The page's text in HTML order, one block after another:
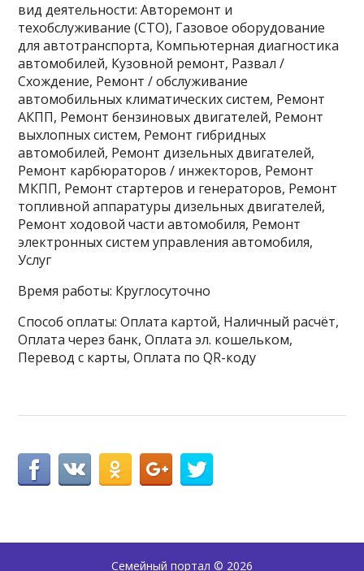
вид деятельности: Авторемонт и
техобслуживание (СТО), Газовое оборудование
для автотранспорта, Компьютерная диагностика
автомобилей, Кузовной ремонт, Развал /
Схождение, Ремонт / обслуживание
автомобильных климатических систем, Ремонт
АКПП, Ремонт бензиновых двигателей, Ремонт
выхлопных систем, Ремонт гибридных
автомобилей, Ремонт дизельных двигателей,
Ремонт карбюраторов / инжекторов, Ремонт
МКПП, Ремонт стартеров и генераторов, Ремонт
топливной аппаратуры дизельных двигателей,
Ремонт ходовой части автомобиля, Ремонт
электронных систем управления автомобиля,
Услуг
Время работы: Круглосуточно
Способ оплаты: Оплата картой, Наличный расчёт,
Оплата через банк, Оплата эл. кошельком,
Перевод с карты, Оплата по QR-коду
Семейный портал © 2026